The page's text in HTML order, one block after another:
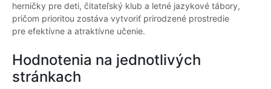
herničky pre deti, čitateľský klub a letné jazykové tábory,
pričom prioritou zostáva vytvoriť prirodzené prostredie
pre efektívne a atraktívne učenie.
Hodnotenia na jednotlivých
stránkach